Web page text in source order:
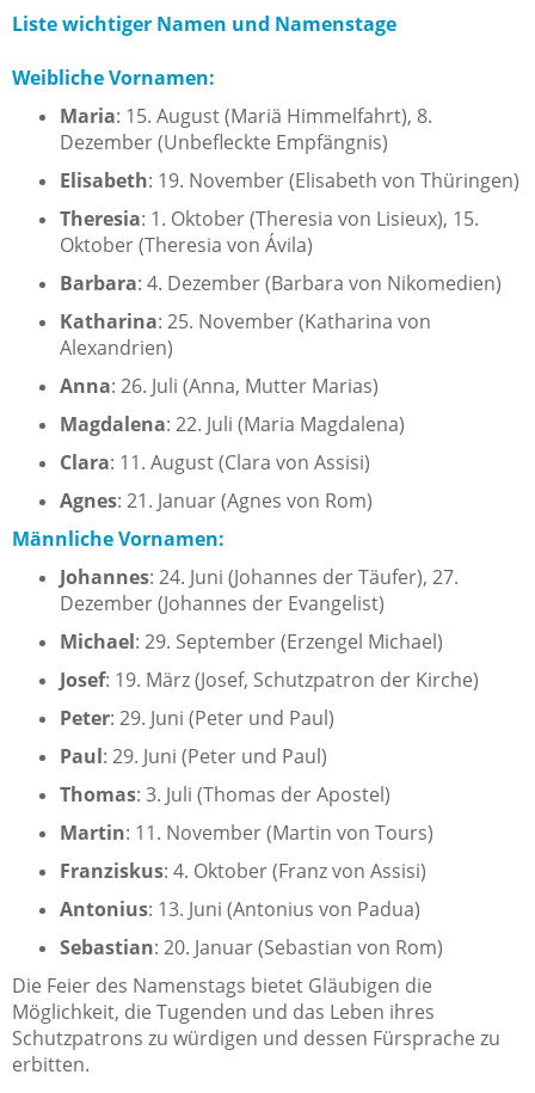
Liste wichtiger Namen und Namenstage
Weibliche Vornamen:
Maria: 15. August (Mariä Himmelfahrt), 8.
Dezember (Unbefleckte Empfängnis)
Elisabeth: 19. November (Elisabeth von Thüringen)
Theresia: 1. Oktober (Theresia von Lisieux), 15.
Oktober (Theresia von Ávila)
Barbara: 4. Dezember (Barbara von Nikomedien)
Katharina: 25. November (Katharina von
Alexandrien)
Anna: 26. Juli (Anna, Mutter Marias)
Magdalena: 22. Juli (Maria Magdalena)
Clara: 11. August (Clara von Assisi)
Agnes: 21. Januar (Agnes von Rom)
Männliche Vornamen:
Johannes: 24. Juni (Johannes der Täufer), 27.
Dezember (Johannes der Evangelist)
Michael: 29. September (Erzengel Michael)
Josef: 19. März (Josef, Schutzpatron der Kirche)
Peter: 29. Juni (Peter und Paul)
Paul: 29. Juni (Peter und Paul)
Thomas: 3. Juli (Thomas der Apostel)
Martin: 11. November (Martin von Tours)
Franziskus: 4. Oktober (Franz von Assisi)
Antonius: 13. Juni (Antonius von Padua)
Sebastian: 20. Januar (Sebastian von Rom)
Die Feier des Namenstags bietet Gläubigen die
Möglichkeit, die Tugenden und das Leben ihres
Schutzpatrons zu würdigen und dessen Fürsprache zu
erbitten.